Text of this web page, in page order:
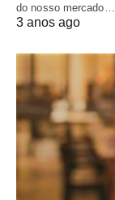
do nosso mercado…
3 anos ago